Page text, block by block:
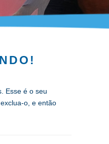
Esse é o seu
o, e então